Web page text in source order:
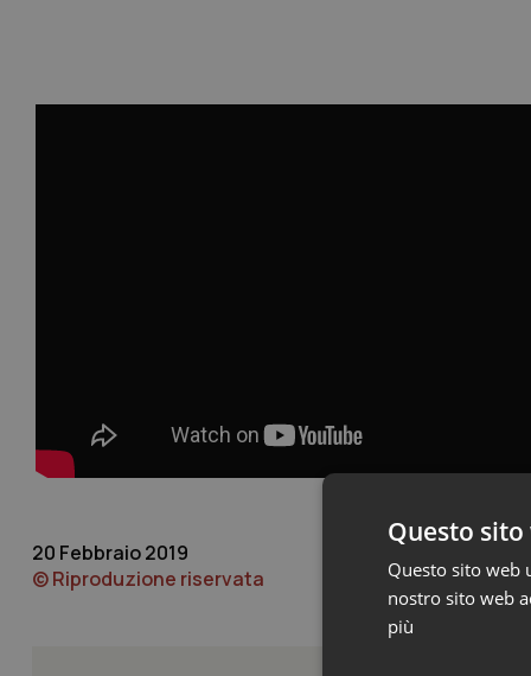
20 Febbraio 2019
© Riproduzione riservata
Questo
Questo sito web
nostro sito web
più